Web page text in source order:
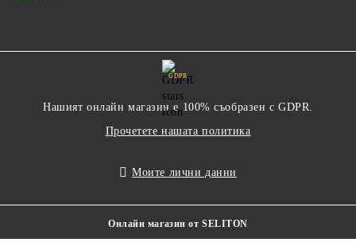
GDPR
Нашият онлайн магазин е 100% съобразен с GDPR.
Прочетете нашата политика
Моите лични данни
Онлайн магазин от SELITON